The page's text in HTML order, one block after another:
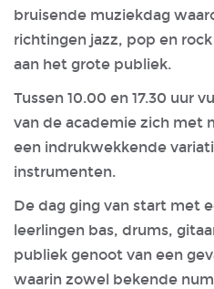
bruisende muziekdag
richtingen jazz, pop en
aan het grote publiek.
Tussen 10.00 en 17.30 uur
van de academie zich met
een indrukwekkende
instrumenten.
De dag ging van start met
leerlingen bas, drums,
publiek genoot van een
waarin zowel bekende